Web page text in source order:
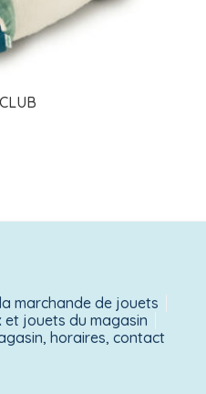
marchande de jouets
et jouets du magasin
horaires, contact